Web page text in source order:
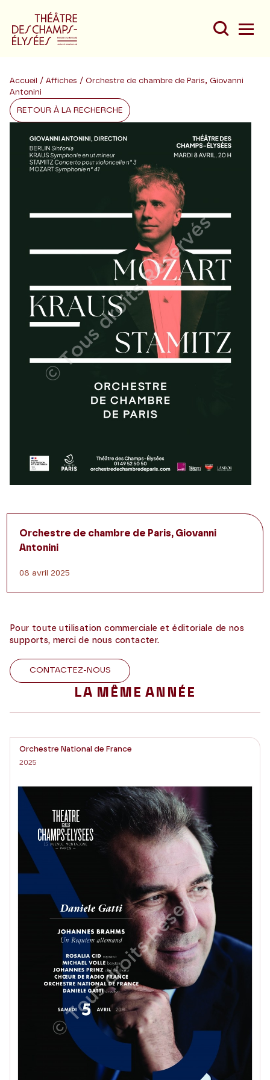
Du
Accueil / Affiches / Orchestre de chambre de Paris, Giovanni
Antonini
RETOUR À LA RECHERCHE
Orchestre de chambre de Paris, Giovanni
Antonini
08 avril 2025
Pour toute utilisation commerciale et éditoriale de nos
supports, merci de nous contacter.
CONTACTEZ-NOUS
LA MÊME ANNÉE
Orchestre National de France
2025